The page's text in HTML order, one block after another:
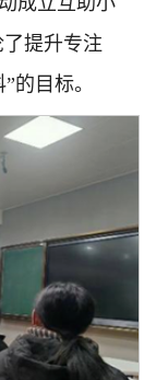
提升专注
的目标。